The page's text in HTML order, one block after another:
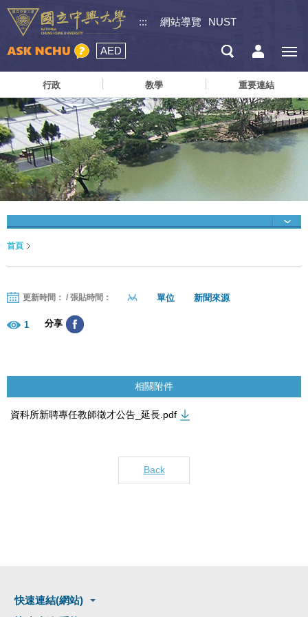
::: 網站導覽 NUST
AED
行政 教學 重要連結
首頁
更新時間： / 張貼時間： 單位 新聞來源
1 分享
相關附件
資科所新聘專任教師徵才公告_延長.pdf
Back
快速連結(網站)